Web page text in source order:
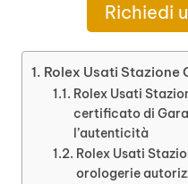
Richiedi
Rolex Usati Stazione
Rolex Usati
certificato di
l’autenticità
Rolex Usati
orologerie